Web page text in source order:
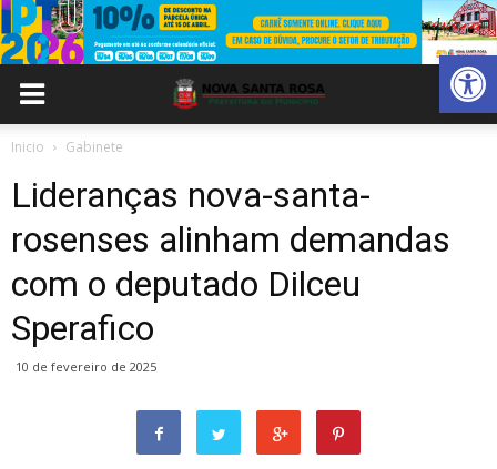
Abrir
Inicio Gabinete
Lideranças nova-santa-
rosenses alinham demandas
com o deputado Dilceu
Sperafico
10 de fevereiro de 2025